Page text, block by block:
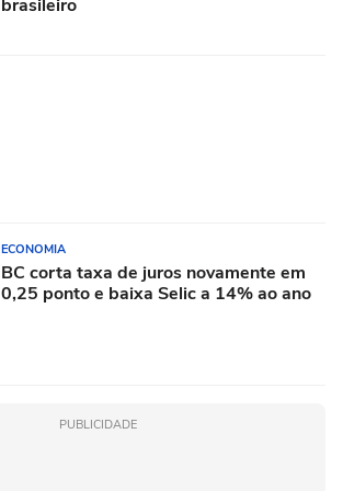
brasileiro
ECONOMIA
BC corta taxa de juros novamente em
0,25 ponto e baixa Selic a 14% ao ano
PUBLICIDADE